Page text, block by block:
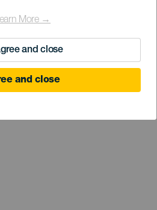
More →
and close
and close